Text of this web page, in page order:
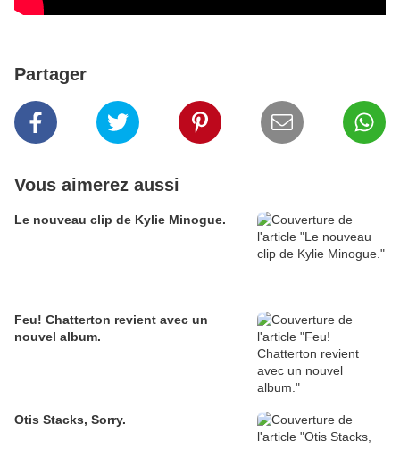
Partager
Vous aimerez aussi
Le nouveau clip de Kylie Minogue.
Feu! Chatterton revient avec un
nouvel album.
Otis Stacks, Sorry.